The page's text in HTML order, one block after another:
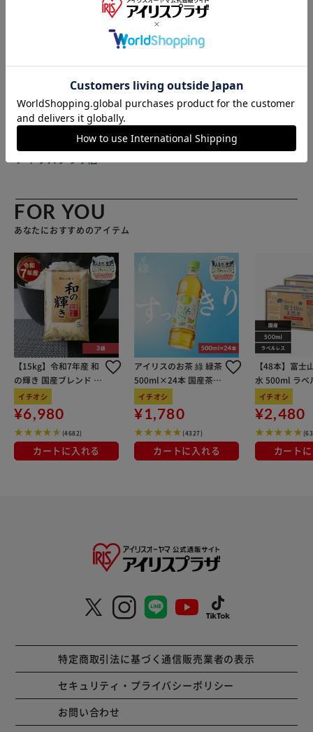
いの牛革を使用。シボ感のある牛革は高級感があり、使うほ
どに馴染んで柔らかくなっていく。経年変化を楽しめる大人
のボディバッグ。 【こだわりのオールブラック】 ユニセッ
デザイン。 【毎日使えるシンプルさ】 幅広いシーン、オー
ルシーズン、いろんなお洋服、すべてに対応できるシンプル
さが魅力。「waku」のロゴがさりげなく映える。カジュア
ルになりすぎない上品なデザイン。 【しっかり入るスクエ
能。 【ダブルのメインルームとファスナー】 メインルーム
は２層に分かれたダブル仕様。ゴチャつきがちなバッグ内を
整理整頓して収納できる。欲しい物がすぐに取り出せる、ダ
ブルファスナーも嬉しいポイント。 【ボディにフィット】
身体にフィットする、コンパクトボディバッグ。カジュアル
スタイルが今っぽくグレードUPする。ストラップは長さ調
節可能。 【キーリング付き】 取り外し可能のキーリングを
搭載。カラビナ付きなので、使いやすい。キーはもちろん、
パスケースなどをつけるのもGOOD。 【ギフトにも】 大切
な方への、特別なギフトにもぴったり。確かな品質とスタイ
リッシュさで、大人も満足する逸品。 【ポケット仕様】 フ
ロントメインルーム：ファスナーポケット×1、オープンポ
ケット×1
もっと見る
じめご了承ください。
販売元(特定商取引法に基づく表記)：BACKYARD FAMILY
アイリスプラザ店
FOR YOU
あなたにおすすめのアイテム
【15kg】令和7年産 和
の輝き 国産ブレンド 5
kg×3袋
イチオシ
¥6,980
(4682)
カートに入れる
アイリスのお茶 綠 緑茶
500ml×24本 国産茶葉
100％使用
イチオシ
¥1,780
(4327)
カートに入れる
【48本】富士
水 500ml ラベ
イチオシ
¥2,480
カート
特定商取引法に基づく通信販売業者の表示
セキュリティ・プライバシーポリシー
お問い合わせ